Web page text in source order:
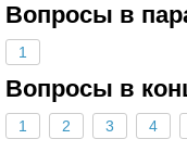
Вопросы в
1
Вопросы в
1 2 3 4